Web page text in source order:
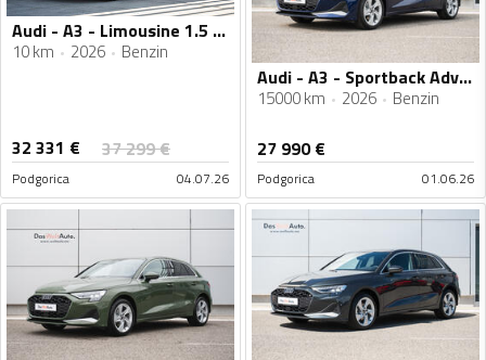
Audi - A3 - Limousine 1.5 TFSI Advanced S tronic
10 km 2026 Benzin
32 331 € 37 299€
Podgorica 04.07.26
Audi - A3 - Sportback Advanced 35 TFSI S-tronic
15000 km 2026 Benzin
27 990€
Podgorica 01.06.26